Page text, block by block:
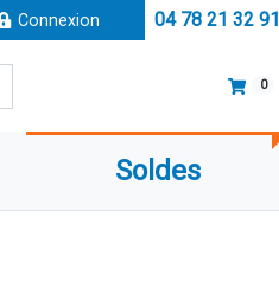
Connexion 04 78 21 32 91
0
Soldes